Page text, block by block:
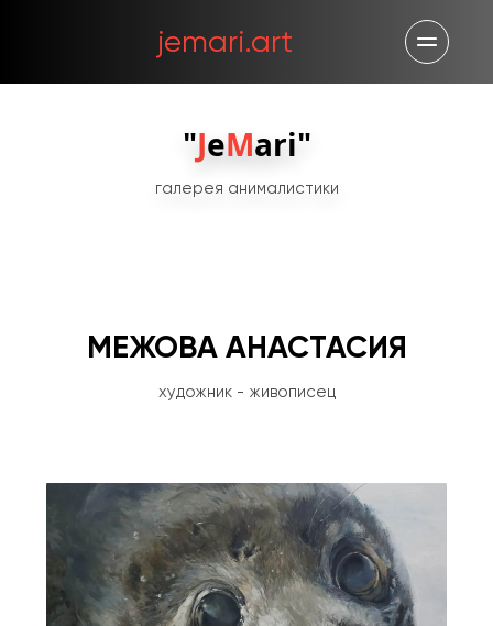
jemari.art
"JeMari"
галерея анималистики
МЕЖОВА АНАСТАСИЯ
художник - живописец